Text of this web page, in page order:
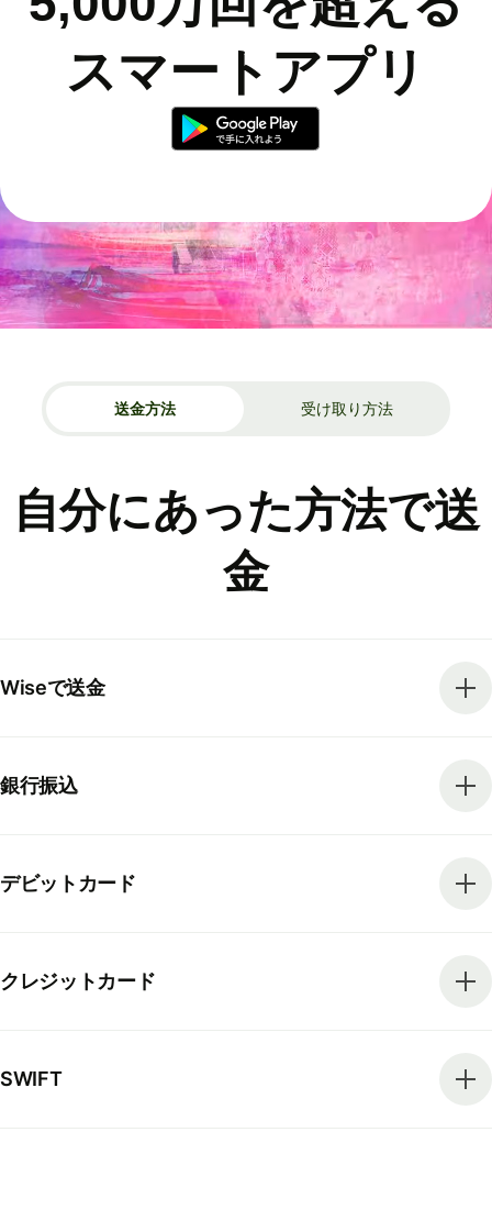
スマートアプリ
送金方法 受け取り方法
自分にあった方法で送
金
Wiseで送金
銀行振込
デビットカード
クレジットカード
SWIFT